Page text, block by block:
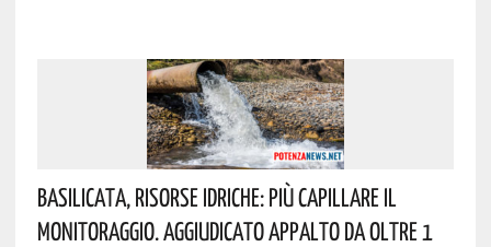
Basilicata, Risorse Idriche: Più Capillare Il
Monitoraggio. Aggiudicato Appalto Da Oltre 1